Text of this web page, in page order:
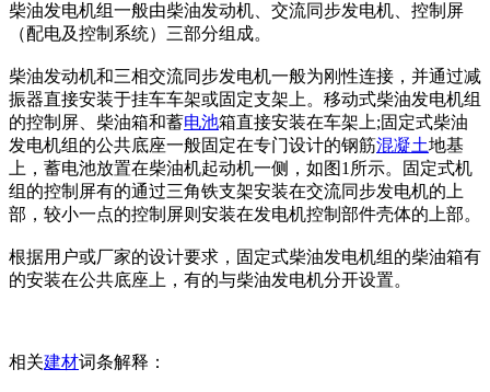
柴油发电机组一般由柴油发动机、交流同步发电机、控制屏
（配电及控制系统）三部分组成。
柴油发动机和三相交流同步发电机一般为刚性连接，并通过减
振器直接安装于挂车车架或固定支架上。移动式柴油发电机组
的控制屏、柴油箱和蓄电池箱直接安装在车架上;固定式柴油
发电机组的公共底座一般固定在专门设计的钢筋混凝土地基
上，蓄电池放置在柴油机起动机一侧，如图1所示。固定式机
组的控制屏有的通过三角铁支架安装在交流同步发电机的上
部，较小一点的控制屏则安装在发电机控制部件壳体的上部。
根据用户或厂家的设计要求，固定式柴油发电机组的柴油箱有
的安装在公共底座上，有的与柴油发电机分开设置。
相关建材词条解释：